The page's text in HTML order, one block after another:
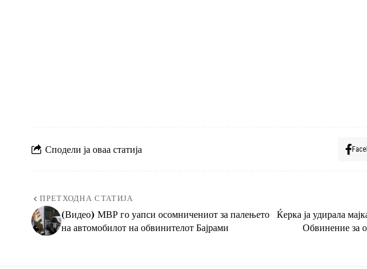
Сподели ја оваа статија
ПРЕТХОДНА СТАТИЈА
(Видео) МВР го уапси осомничениот за палењето
на автомобилот на обвинителот Бајрами
Ќерка ја удирала
Обвинение за